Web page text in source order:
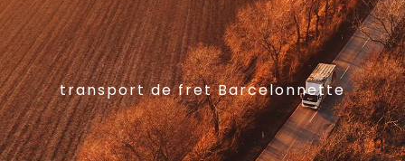
transport de fret Barcelonnette